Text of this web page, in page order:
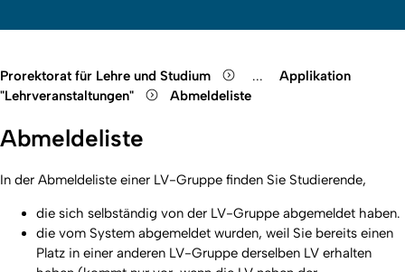
Prorektorat für Lehre und Studium Show remaining
...
Applikation
"Lehrveranstaltungen"
Abmeldeliste
Abmeldeliste
In der Abmeldeliste einer LV-Gruppe finden Sie Studierende,
die sich selbständig von der LV-Gruppe abgemeldet haben.
die vom System abgemeldet wurden, weil Sie bereits einen
Platz in einer anderen LV-Gruppe derselben LV erhalten